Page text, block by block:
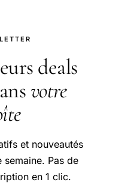
deals
votre
et nouveautés
Pas de
en 1 clic.